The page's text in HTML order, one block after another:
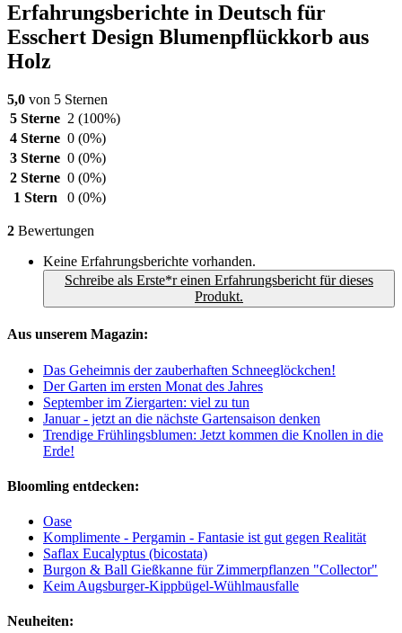
Erfahrungsberichte in Deutsch für
Esschert Design Blumenpflückkorb aus
Holz
5,0 von 5 Sternen
5 Sterne 2 (100%)
4 Sterne 0 (0%)
3 Sterne 0 (0%)
2 Sterne 0 (0%)
1 Stern
0 (0%)
2 Bewertungen
Keine Erfahrungsberichte vorhanden.
Schreibe als Erste*r einen Erfahrungsbericht für dieses
Produkt.
Aus unserem Magazin:
Das Geheimnis der zauberhaften Schneeglöckchen!
Der Garten im ersten Monat des Jahres
September im Ziergarten: viel zu tun
Januar - jetzt an die nächste Gartensaison denken
Trendige Frühlingsblumen: Jetzt kommen die Knollen in die
Erde!
Bloomling entdecken:
Oase
Komplimente - Pergamin - Fantasie ist gut gegen Realität
Saflax Eucalyptus (bicostata)
Burgon & Ball Gießkanne für Zimmerpflanzen "Collector"
Keim Augsburger-Kippbügel-Wühlmausfalle
Neuheiten: